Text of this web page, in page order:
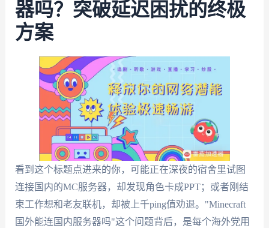
器吗？突破延迟困扰的终极
方案
看到这个标题点进来的你，可能正在深夜的宿舍里试图
连接国内的MC服务器，却发现角色卡成PPT；或者刚结
束工作想和老友联机，却被上千ping值劝退。"Minecraft
国外能连国内服务器吗"这个问题背后，是每个海外党用